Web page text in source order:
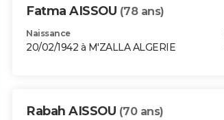
Fatma AISSOU (78 ans)
Naissance
20/02/1942 à M'ZALLA ALGERIE
Rabah AISSOU (70 ans)